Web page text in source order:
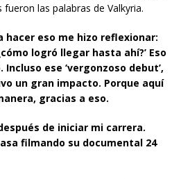
las palabras de Valkyria.
hacer eso me hizo reflexionar:
logró llegar hasta ahí?’ Eso
ese ‘vergonzoso debut’,
un gran impacto. Porque aquí
gracias a eso.
de iniciar mi carrera.
filmando su documental 24